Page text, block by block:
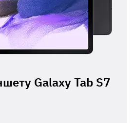
Galaxy Tab S7